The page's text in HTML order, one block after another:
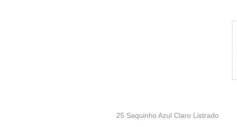
25 Saquinho Azul Claro Listrado